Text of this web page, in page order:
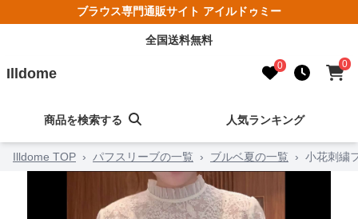
ブラウス専門通販サイト アイルドゥミー
全国送料無料
Illdome 0 0
商品を検索する 人気ランキング
Illdome TOP › パフスリーブの一覧 › ブルベ夏の一覧 › 小花刺繍